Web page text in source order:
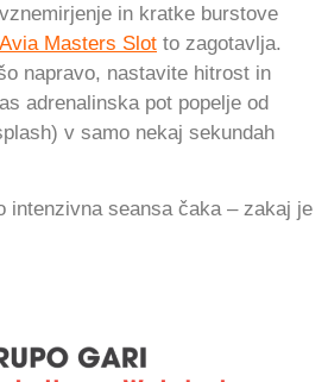
in kratke burstove
Avia Masters Slot to zagotavlja.
napravo, nastavite hitrost in
adrenalinska pot popelje od
v samo nekaj sekundah
intenzivna seansa čaka – zakaj je